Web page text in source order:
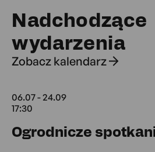
Nadchodzące
wydarzenia
Zobacz kalendarz
06.07 - 24.09
17:30
Ogrodnicze